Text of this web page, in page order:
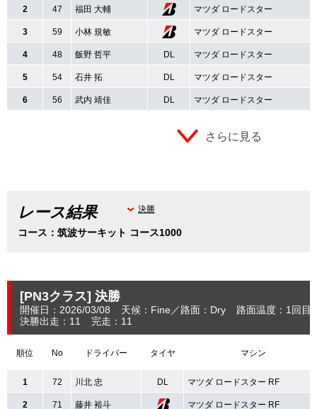
2 47 福田 大輔 マツダ ロードスター
3 59 小林 規敏 マツダ ロードスター
4 48 飯野 哲平 DL マツダ ロードスター
5 54 石井 拓 DL マツダ ロードスター
6 56 武内 靖佳 DL マツダ ロードスター
さらに見る
レース結果
コース：筑波サーキット コース1000
決勝
[PN3クラス] 決勝
開催日：2026/03/08 天候：Fine 路面：Dry
路面温度：1回
決勝出走：11
完走：11
順位 No ドライバー タイヤ マシン
1 72 川北 忠 DL マツダ ロードスター RF
2 71 藤井 裕斗 マツダ ロードスター RF